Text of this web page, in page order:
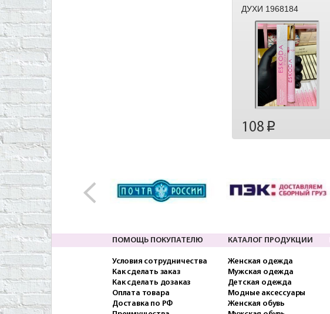
ДУХИ 1968184
108 p
ПОМОЩЬ ПОКУПАТЕЛЮ
Условия сотрудничества
Как сделать заказ
Как сделать дозаказ
Оплата товара
Доставка по РФ
КАТАЛОГ ПРОДУКЦИИ
Женская одежда
Мужская одежда
Детская одежда
Модные аксессуары
Женская обувь